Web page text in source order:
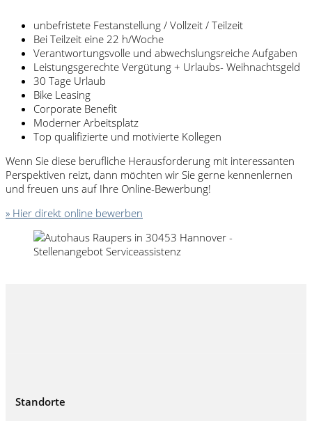
unbefristete Festanstellung / Vollzeit / Teilzeit
Bei Teilzeit eine 22 h/Woche
Verantwortungsvolle und abwechslungsreiche Aufgaben
Leistungsgerechte Vergütung + Urlaubs- Weihnachtsgeld
30 Tage Urlaub
Bike Leasing
Corporate Benefit
Moderner Arbeitsplatz
Top qualifizierte und motivierte Kollegen
Wenn Sie diese berufliche Herausforderung mit interessanten
Perspektiven reizt, dann möchten wir Sie gerne kennenlernen
und freuen uns auf Ihre Online-Bewerbung!
» Hier direkt online bewerben
Standorte